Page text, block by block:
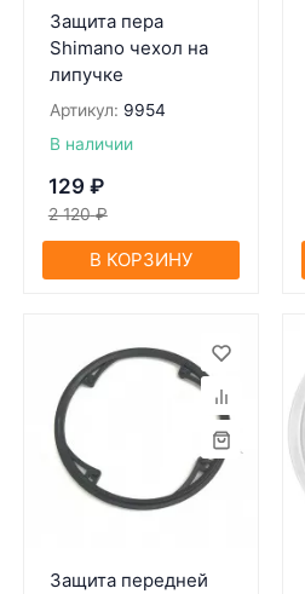
Защита пера
Shimano чехол на
липучке
Артикул: 9954
В наличии
129 ₽
2 120 ₽
В КОРЗИНУ
Защита передней